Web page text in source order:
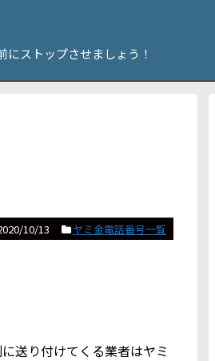
ストップさせましょう！
10/13 ヤミ金電話番号一覧
送り付けてくる業者はヤミ